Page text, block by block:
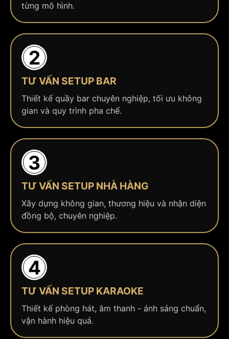
từng mô hình.
2
TƯ VẤN SETUP BAR
Thiết kế quầy bar chuyên nghiệp, tối ưu không
gian và quy trình pha chế.
3
TƯ VẤN SETUP NHÀ HÀNG
Xây dựng không gian, thương hiệu và nhận diện
đồng bộ, chuyên nghiệp.
4
TƯ VẤN SETUP KARAOKE
Thiết kế phòng hát, âm thanh - ánh sáng chuẩn,
vận hành hiệu quả.